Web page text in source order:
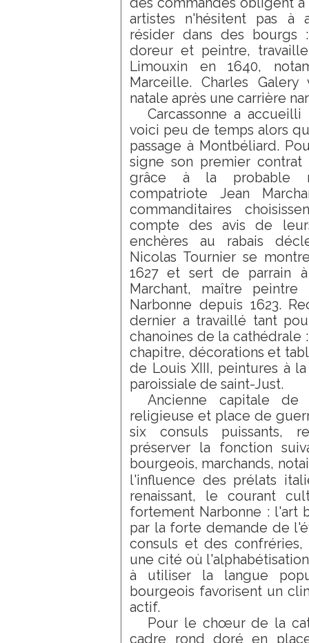
artistes n'hésitent pas à
résider dans des bourgs
doreur et peintre,
Limouxin en 1640,
Marceille. Charles
natale après une carrière
Carcassonne a
voici peu de temps alors
passage à Montbéliard.
signe son premier
grâce à la probable
compatriote Jean
commanditaires
compte des avis de
enchères au rabais
Nicolas Tournier se
1627 et sert de parrain
Marchant, maître
Narbonne depuis 1623.
dernier a travaillé tant
chanoines de la
chapitre, décorations et
de Louis XIII, peintures à
paroissiale de saint-Just.
Ancienne capitale de
religieuse et place de
six consuls puissants,
préserver la fonction
bourgeois, marchands,
l'influence des prélats
renaissant, le courant
fortement Narbonne : l'art
par la forte demande de
consuls et des confréries,
une cité où
à utiliser la langue
bourgeois favorisent un
actif.
Pour le chœur de la
cadre rond doré en